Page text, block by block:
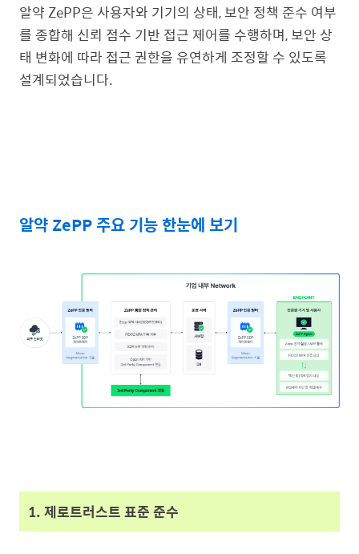
알약 ZePP은 사용자와 기기의 상태, 보안 정책 준수 여부
를 종합해 신뢰 점수 기반 접근 제어를 수행하며, 보안 상
태 변화에 따라 접근 권한을 유연하게 조정할 수 있도록
설계되었습니다.
알약 ZePP 주요 기능 한눈에 보기
1. 제로트러스트 표준 준수